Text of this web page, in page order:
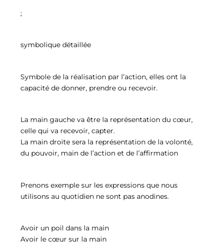
;
symbolique détaillée
Symbole de la réalisation par l’action, elles ont la
capacité de donner, prendre ou recevoir.
La main gauche va être la représentation du cœur,
celle qui va recevoir, capter.
La main droite sera la représentation de la volonté,
du pouvoir, main de l’action et de l’affirmation
Prenons exemple sur les expressions que nous
utilisons au quotidien ne sont pas anodines.
Avoir un poil dans la main
Avoir le cœur sur la main